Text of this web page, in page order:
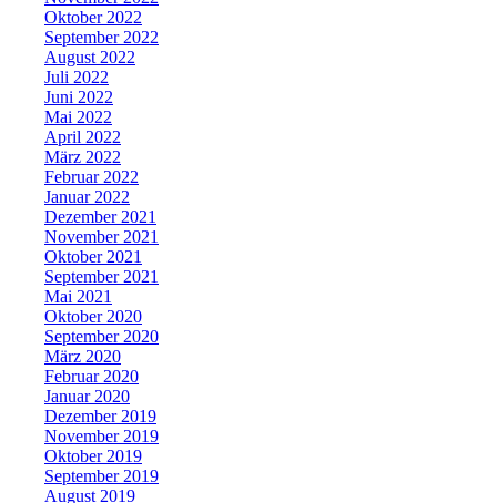
Oktober 2022
September 2022
August 2022
Juli 2022
Juni 2022
Mai 2022
April 2022
März 2022
Februar 2022
Januar 2022
Dezember 2021
November 2021
Oktober 2021
September 2021
Mai 2021
Oktober 2020
September 2020
März 2020
Februar 2020
Januar 2020
Dezember 2019
November 2019
Oktober 2019
September 2019
August 2019